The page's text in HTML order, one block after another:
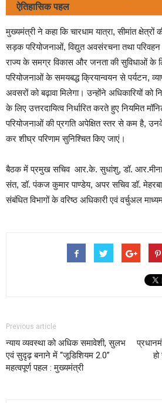
ऐतिहासिक पहल
मुख्यमंत्री ने कहा कि चारधाम यात्रा, सीमांत क्षेत्रों
सड़क परियोजनाओं, विद्युत अवसंरचना तथा
राज्य के समग्र विकास और जनता की सुविधाओं के
परियोजनाओं के समयबद्ध क्रियान्वयन से पर्यटन,
अवसरों को बढ़ावा मिलेगा। उन्होंने अधिकारियों को
के लिए उत्तरदायित्व निर्धारित करते हुए नियमित
परियोजनाओं की प्रगति अपेक्षित स्तर से कम है,
कर शीघ्र परिणाम सुनिश्चित किए जाएं।
बैठक में प्रमुख सचिव आर.के. सुधांशु, डॉ.
संत, डॉ. पंकज कुमार पाण्डेय, अपर सचिव डॉ.
संबंधित विभागों के वरिष्ठ अधिकारी एवं वर्चुअल
Previous article
न्याय व्यवस्था को अधिक समावेशी, सुलभ
एवं सुदृढ़ बनाने में “जूडिशियम 2.0”
महत्वपूर्ण पहल : मुख्यमंत्री